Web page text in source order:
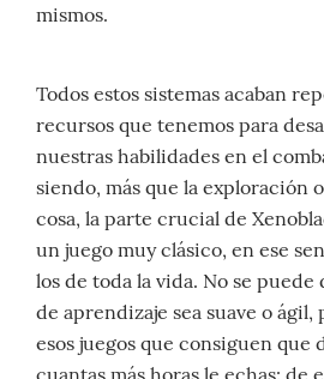
mismos.
Todos estos sistemas acaban
recursos que tenemos para
nuestras habilidades en el
siendo, más que la exploración
cosa, la parte crucial de
un juego muy clásico, en ese
los de toda la vida. No se
de aprendizaje sea suave o ágil,
esos juegos que consiguen que
cuantas más horas le echas: de